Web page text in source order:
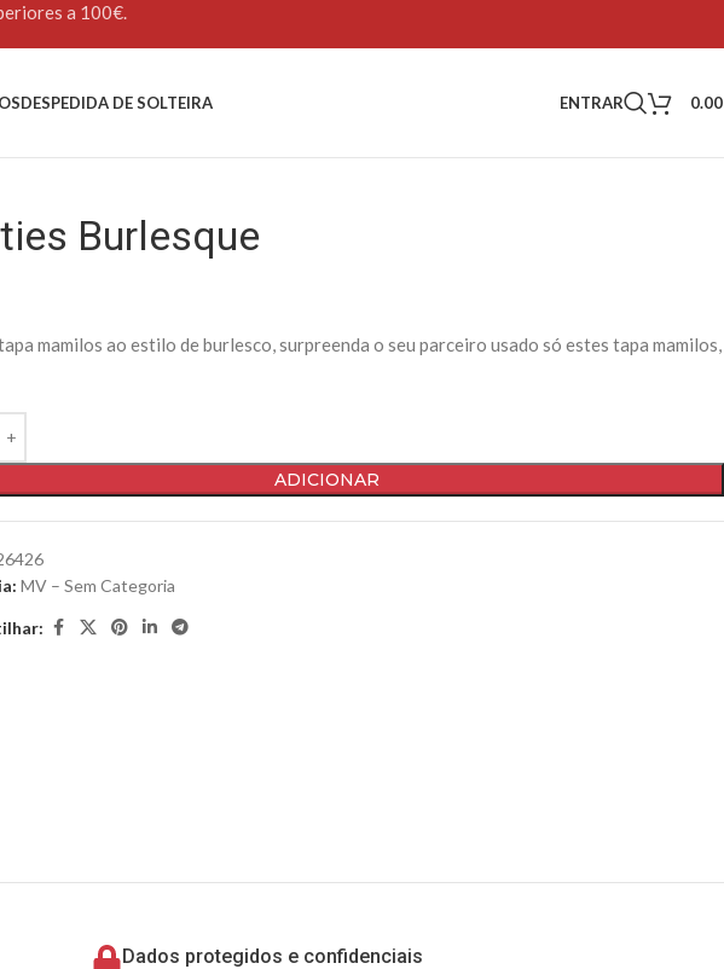
a 100€.
DESPEDIDA DE SOLTEIRA ENTRAR
Burlesque
mamilos ao estilo de burlesco, surpreenda o seu parceiro usado só estes tapa mamilos,
ADICIONAR
MV – Sem Categoria
Dados protegidos e confidenciais